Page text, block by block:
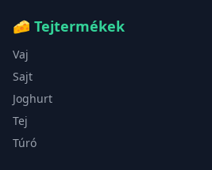
🧀 Tejtermékek
Vaj
Sajt
Joghurt
Tej
Túró